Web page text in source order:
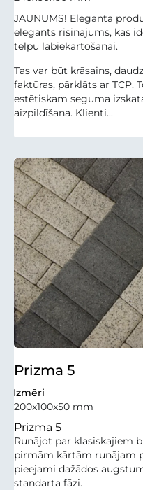
JAUNUMS! Elegantā
elegants risinājums, kas
telpu labiekārtošanai.
Tas var būt krāsains,
faktūras, pārklāts ar TCP.
estētiskam seguma
aizpildīšana. Klienti...
Prizma 5
Izmēri
200x100x50 mm
Prizma 5
Runājot par klasiskajiem
pirmām kārtām runājam
pieejami dažādos
standarta fāzi.